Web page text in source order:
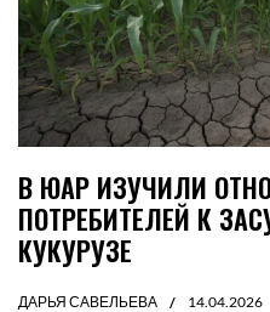
В ЮАР ИЗУЧИЛИ
ПОТРЕБИТЕЛЕЙ К
КУКУРУЗЕ
ДАРЬЯ САВЕЛЬЕВА 14.04.2026